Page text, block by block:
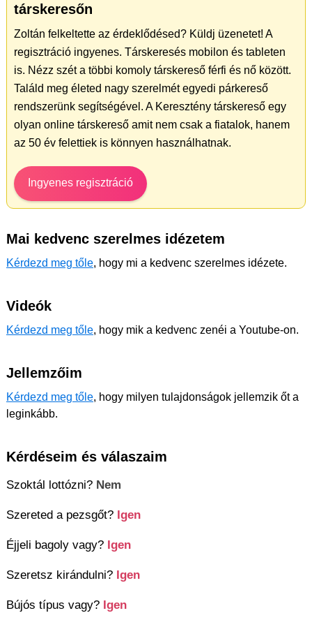
társkeresőn
Zoltán felkeltette az érdeklődésed? Küldj üzenetet! A
regisztráció ingyenes. Társkeresés mobilon és tableten
is. Nézz szét a többi komoly társkereső férfi és nő között.
Találd meg életed nagy szerelmét egyedi párkereső
rendszerünk segítségével. A Keresztény társkereső egy
olyan online társkereső amit nem csak a fiatalok, hanem
az 50 év felettiek is könnyen használhatnak.
Ingyenes regisztráció
Mai kedvenc szerelmes idézetem
Kérdezd meg tőle, hogy mi a kedvenc szerelmes idézete.
Videók
Kérdezd meg tőle, hogy mik a kedvenc zenéi a Youtube-on.
Jellemzőim
Kérdezd meg tőle, hogy milyen tulajdonságok jellemzik őt a
leginkább.
Kérdéseim és válaszaim
Szoktál lottózni? Nem
Szereted a pezsgőt? Igen
Éjjeli bagoly vagy? Igen
Szeretsz kirándulni? Igen
Bújós típus vagy? Igen